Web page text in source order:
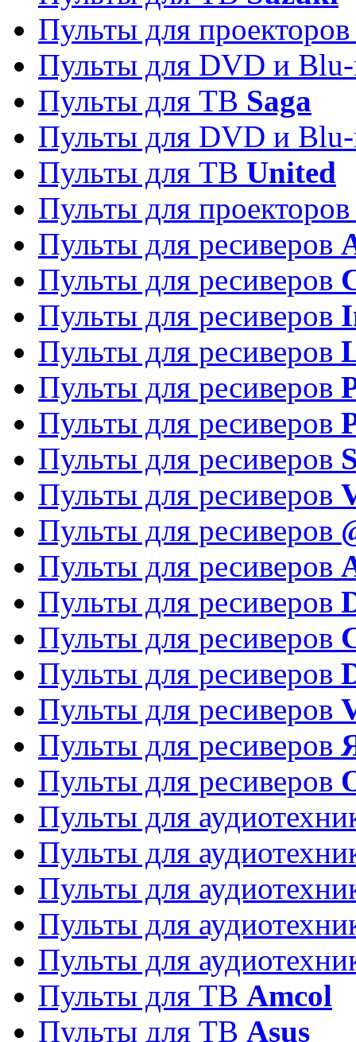
Пульты для
Пульты для DVD и
Пульты для ТВ Saga
Пульты для DVD и
Пульты для ТВ United
Пульты для
Пульты для ресиверов
Пульты для ресиверов
Пульты для ресиверов
Пульты для ресиверов
Пульты для ресиверов
Пульты для ресиверов
Пульты для ресиверов
Пульты для ресиверов
Пульты для ресиверов
Пульты для ресиверов
Пульты для ресиверов
Пульты для ресиверов
Пульты для ресиверов
Пульты для ресиверов
Пульты для ресиверов
Пульты для ресиверов
Пульты для
Пульты для
Пульты для
Пульты для
Пульты для
Пульты для ТВ Amcol
Пульты для ТВ Asus